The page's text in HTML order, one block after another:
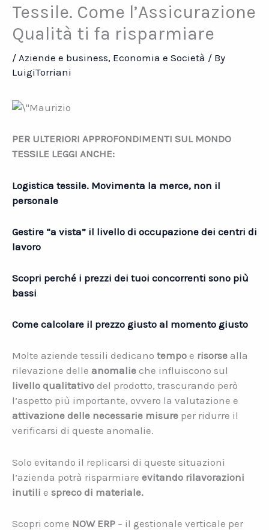
Tessile. Come l’Assicurazione
Qualità ti fa risparmiare
/ Aziende e business, Economia e Società / By
LuigiTorriani
PER ULTERIORI APPROFONDIMENTI SUL MONDO
TESSILE LEGGI ANCHE:
Logistica tessile. Movimenta la merce, non il
personale
Gestire “a vista” il livello di occupazione dei centri di
lavoro
Scopri perché i prezzi dei tuoi concorrenti sono più
bassi
Come calcolare il prezzo giusto al momento giusto
Molte aziende tessili dedicano tempo e risorse alla
rilevazione delle anomalie che influiscono sul
livello qualitativo del prodotto, trascurando però
l’aspetto più importante, ovvero la valutazione e
attivazione delle necessarie misure per ridurre il
verificarsi di queste anomalie.
Solo evitando il replicarsi di queste situazioni
l’azienda potrà risparmiare evitando rilavorazioni
inutili e spreco di materiale.
Scopri come NOW ERP – il gestionale verticale per